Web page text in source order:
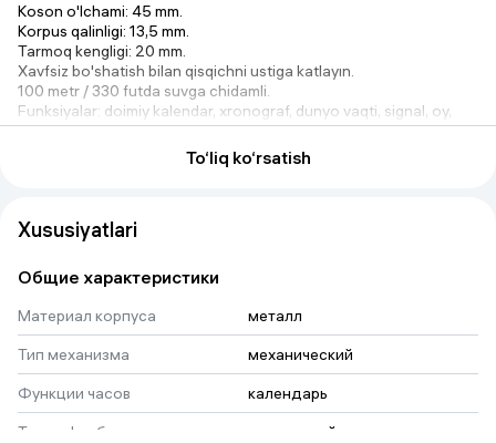
Koson o'lchami: 45 mm.
Korpus qalinligi: 13,5 mm.
Tarmoq kengligi: 20 mm.
Xavfsiz bo'shatish bilan qisqichni ustiga katlayın.
100 metr / 330 futda suvga chidamli.
Funksiyalar: doimiy kalendar, xronograf, dunyo vaqti, signal, oy,
sana, kun, GMT, ikkinchi vaqt mintaqasi, soat, daqiqa, soniya,
batareya EOL ko'rsatkichi, termometr, balandlik ko'rsatkichi,
Sport soatlari uslubi.
Mahsulot variantlari: T0564201701600 Tissot T-Touch Sailing
Perpetual erkaklar soati T056.420.27.011.00.
Koson diametri-o'lchami 45 mm Korpus qalinligi 13,5 mm
Jins: Erkaklar
SKU: TIST0564202701100Clothbase-ga 2024-yil 20-sentabrda
qoʻshilgan.
Oxirgi yangilangan: 2025-yil 05-mart.
Qo'shma Shtatlardan jo'natilgan.
To‘liq ko‘rsatish
Xususiyatlari
Общие характеристики
Материал корпуса
металл
Тип механизма
механический
Функции часов
календарь
Тип циферблата
аналоговый